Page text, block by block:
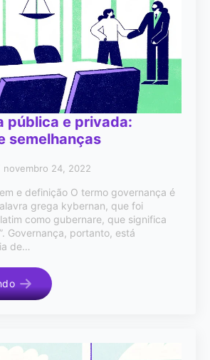
pública e privada:
semelhanças
novembro 24, 2022
e definição O termo governança é
grega kybernan, que foi
como gubernare, que significa
Governança, portanto, está
de…